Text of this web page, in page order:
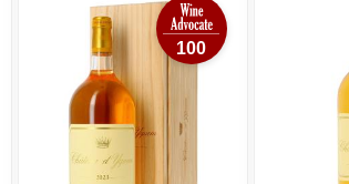
100